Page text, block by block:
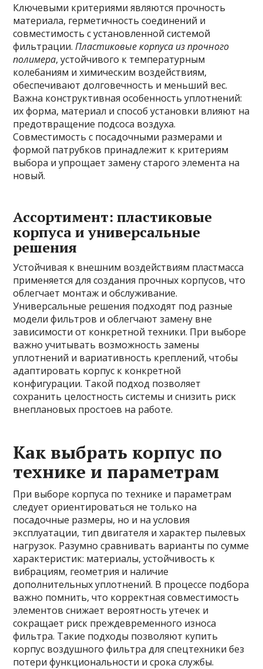
Ключевыми критериями являются прочность
материала, герметичность соединений и
совместимость с установленной системой
фильтрации.Пластиковые корпуса из прочного
полимера, устойчивого к температурным
колебаниям и химическим воздействиям,
обеспечивают долговечность и меньший вес.
Важна конструктивная особенность уплотнений:
их форма, материал и способ установки влияют на
предотвращение подсоса воздуха.
Совместимость с посадочными размерами и
формой патрубков принадлежит к критериям
выбора и упрощает замену старого элемента на
новый.
Ассортимент: пластиковые
корпуса и универсальные
решения
Устойчивая к внешним воздействиям пластмасса
применяется для создания прочных корпусов, что
облегчает монтаж и обслуживание.
Универсальные решения подходят под разные
модели фильтров и облегчают замену вне
зависимости от конкретной техники. При выборе
важно учитывать возможность замены
уплотнений и вариативность креплений, чтобы
адаптировать корпус к конкретной
конфигурации. Такой подход позволяет
сохранить целостность системы и снизить риск
внеплановых простоев на работе.
Как выбрать корпус по
технике и параметрам
При выборе корпуса по технике и параметрам
следует ориентироваться не только на
посадочные размеры, но и на условия
эксплуатации, тип двигателя и характер пылевых
нагрузок. Разумно сравнивать варианты по сумме
характеристик: материалы, устойчивость к
вибрациям, геометрия и наличие
дополнительных уплотнений. В процессе подбора
важно помнить, что корректная совместимость
элементов снижает вероятность утечек и
сокращает риск преждевременного износа
фильтра. Такие подходы позволяют купить
корпус воздушного фильтра для спецтехники без
потери функциональности и срока службы.